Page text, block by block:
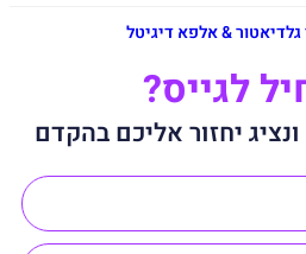
& אלפא דיגיטל
לגייס?
יחזור אליכם בהקדם